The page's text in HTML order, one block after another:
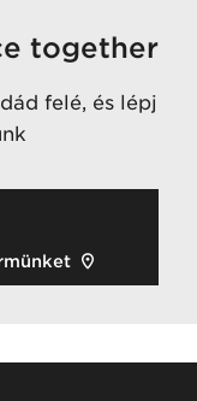
together
felé, és lépj